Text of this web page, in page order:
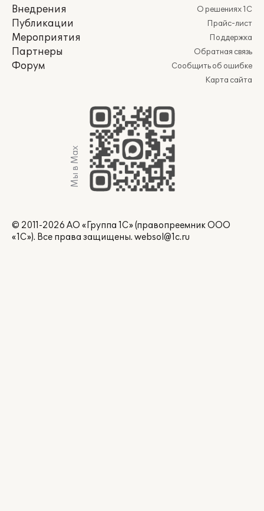
Внедрения
Публикации
Мероприятия
Партнеры
Форум
О решениях 1С
Прайс-лист
Поддержка
Обратная связь
Сообщить об ошибке
Карта сайта
Мы в Max
© 2011-2026 АО «Группа 1С» (правопреемник ООО
«1С»). Все права защищены. websol@1c.ru